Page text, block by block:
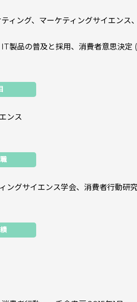
ィング、マーケティングサイエンス
IT製品の普及と採用、消費者意思決定
ンス
ングサイエンス学会、消費者行動研